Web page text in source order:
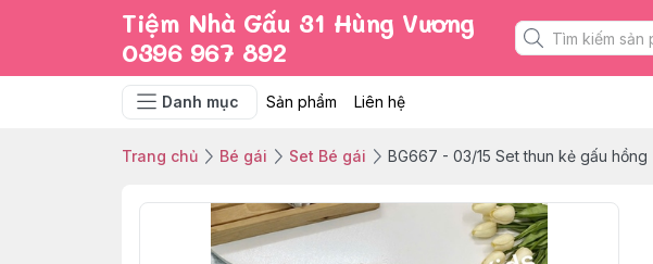
Tiệm Nhà Gấu 31 Hùng Vương
0396 967 892
Danh mục Sản phẩm Liên hệ
Trang chủ Bé gái Set Bé gái BG667 - 03/15 Set thun kẻ gấu hồng